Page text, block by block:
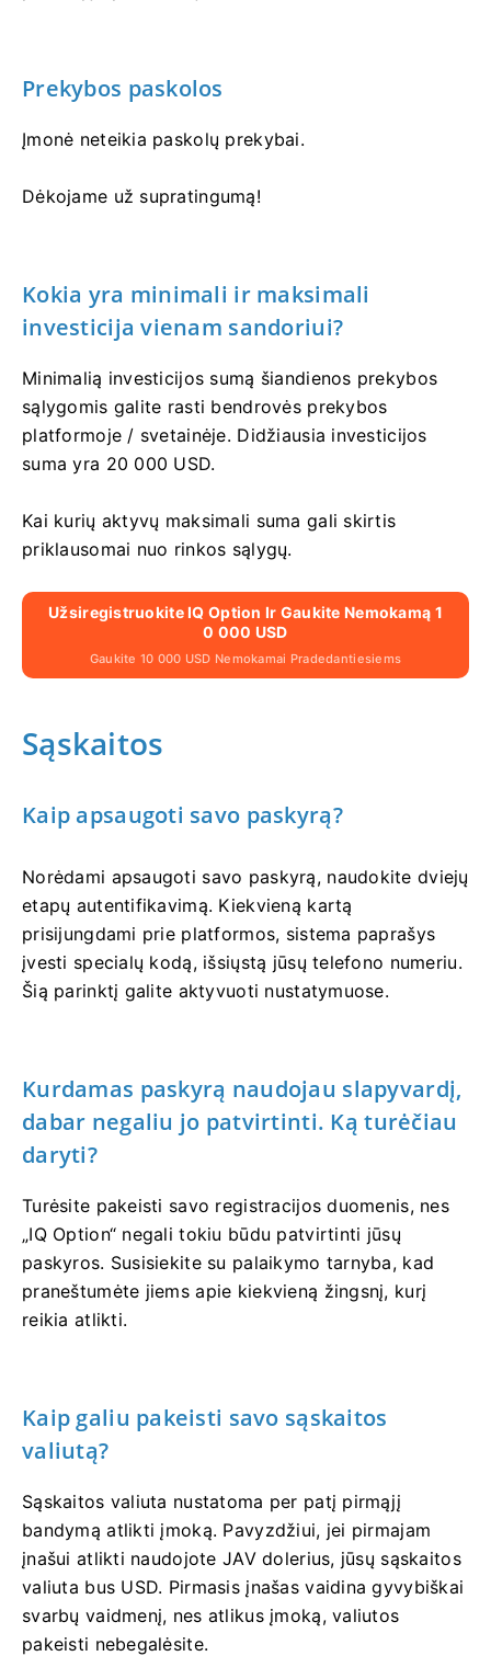
Prekybos paskolos
Įmonė neteikia paskolų prekybai.
Dėkojame už supratingumą!
Kokia yra minimali ir maksimali
investicija vienam sandoriui?
Minimalią investicijos sumą šiandienos prekybos
sąlygomis galite rasti bendrovės prekybos
platformoje / svetainėje. Didžiausia investicijos
suma yra 20 000 USD.
Kai kurių aktyvų maksimali suma gali skirtis
priklausomai nuo rinkos sąlygų.
Užsiregistruokite IQ Option Ir Gaukite Nemokamą 1
0 000 USD
Gaukite 10 000 USD Nemokamai Pradedantiesiems
Sąskaitos
Kaip apsaugoti savo paskyrą?
Norėdami apsaugoti savo paskyrą, naudokite dviejų
etapų autentifikavimą. Kiekvieną kartą
prisijungdami prie platformos, sistema paprašys
įvesti specialų kodą, išsiųstą jūsų telefono numeriu.
Šią parinktį galite aktyvuoti nustatymuose.
Kurdamas paskyrą naudojau slapyvardį,
dabar negaliu jo patvirtinti. Ką turėčiau
daryti?
Turėsite pakeisti savo registracijos duomenis, nes
„IQ Option“ negali tokiu būdu patvirtinti jūsų
paskyros. Susisiekite su palaikymo tarnyba, kad
praneštumėte jiems apie kiekvieną žingsnį, kurį
reikia atlikti.
Kaip galiu pakeisti savo sąskaitos
valiutą?
Sąskaitos valiuta nustatoma per patį pirmąjį
bandymą atlikti įmoką. Pavyzdžiui, jei pirmajam
įnašui atlikti naudojote JAV dolerius, jūsų sąskaitos
valiuta bus USD. Pirmasis įnašas vaidina gyvybiškai
svarbų vaidmenį, nes atlikus įmoką, valiutos
pakeisti nebegalėsite.